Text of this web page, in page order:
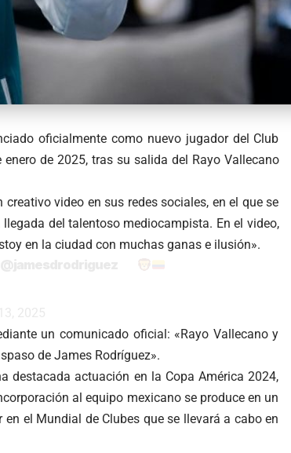
oficialmente como nuevo jugador del Club
de 2025, tras su salida del Rayo Vallecano
video en sus redes sociales, en el que se
del talentoso mediocampista. En el video,
en la ciudad con muchas ganas e ilusión».
un comunicado oficial: «Rayo Vallecano y
de James Rodríguez».
destacada actuación en la Copa América 2024,
al equipo mexicano se produce en un
el Mundial de Clubes que se llevará a cabo en